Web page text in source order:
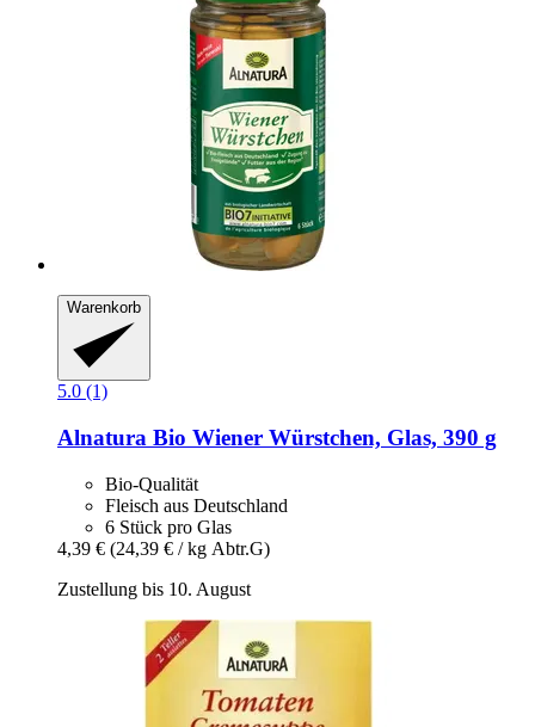
Warenkorb
5.0 (1)
Alnatura Bio Wiener Würstchen, Glas, 390 g
Bio-Qualität
Fleisch aus Deutschland
6 Stück pro Glas
4,39 € (24,39 € / kg Abtr.G)
Zustellung bis 10. August